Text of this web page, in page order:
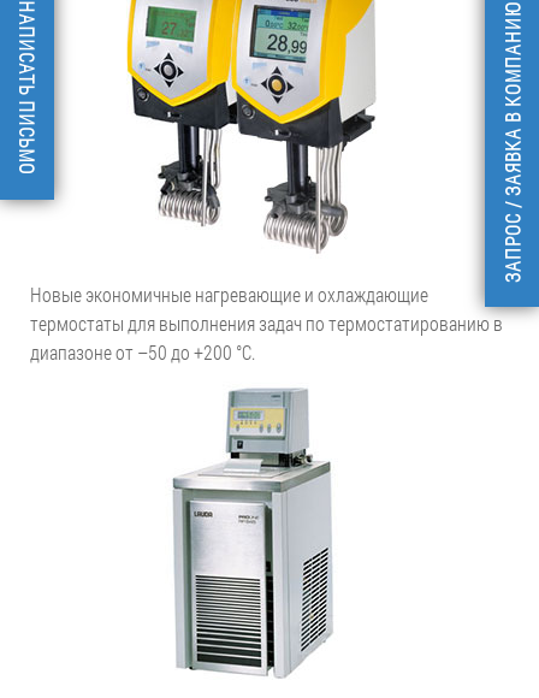
Новые экономичные нагревающие и охлаждающие
термостаты для выполнения задач по термостатированию в
диапазоне от –50 до +200 °С.
ЗАПРОС / ЗАЯВКА В КОМПАНИЮ
НАПИСАТЬ ПИСЬМО